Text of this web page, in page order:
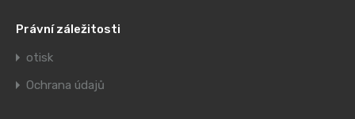
Právní záležitosti
otisk
Ochrana údajů